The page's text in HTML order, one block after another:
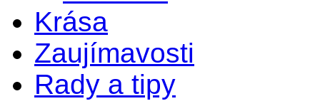
Krása
Zaujímavosti
Rady a tipy